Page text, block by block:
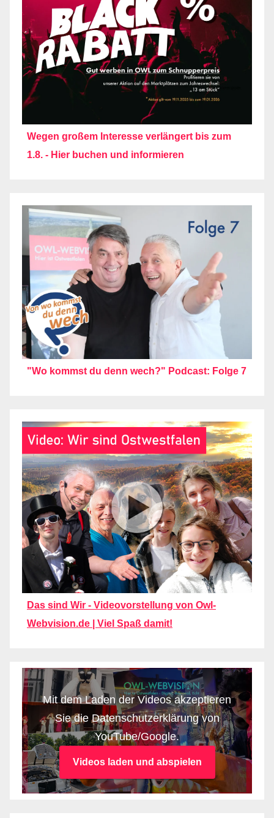
Wegen großem Interesse verlängert bis zum
1.8. - Hier buchen und informieren
"Wo kommst du denn wech?" Podcast: Folge 7
Das sind Wir - Videovorstellung von Owl-
Webvision.de | Viel Spaß damit!
Mit dem Laden der Videos akzeptieren
Sie die Datenschutzerklärung von
YouTube/Google.
Videos laden und abspielen